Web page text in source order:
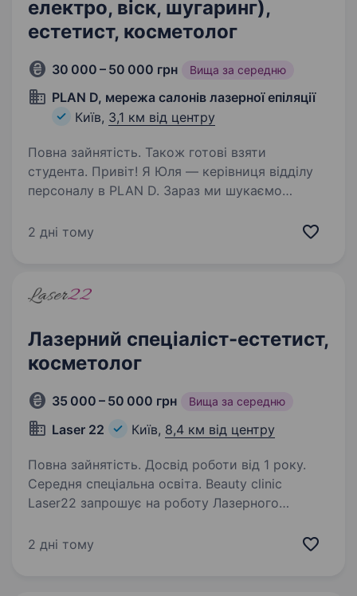
електро, віск, шугаринг),
естетист, косметолог
30 000 – 50 000 грн Вища за середню
PLAN D, мережа салонів лазерної епіляції
Київ, 3,1 км від центру
Повна зайнятість. Також готові взяти
студента. Привіт! Я Юля — керівниця відділу
персоналу в PLAN D. Зараз ми шукаємо
спеціалістів або тих, хто хоче ними стати.
2 дні тому
Лазерний спеціаліст-естетист,
косметолог
35 000 – 50 000 грн Вища за середню
Laser 22 Київ, 8,4 км від центру
Повна зайнятість. Досвід роботи від 1 року.
Середня спеціальна освіта. Beauty clinic
Laser22 запрошує на роботу Лазерного
клініки надають послуги з апаратної, класичної
2 дні тому